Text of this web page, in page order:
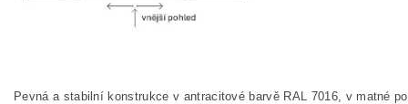
Pevná a stabilní konstrukce v antracitové barvě RAL 7016, v matné